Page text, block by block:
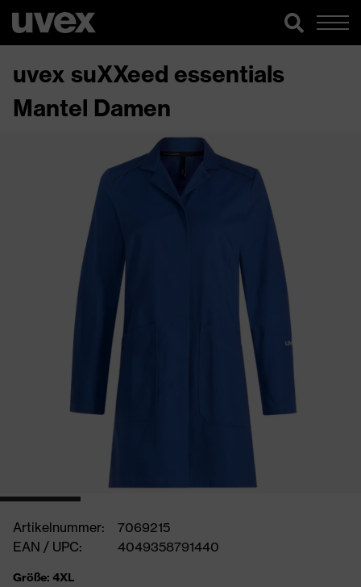
uvex suXXeed essentials
Mantel Damen
Artikelnummer:
7069215
EAN / UPC:
4049358791440
Größe: 4XL